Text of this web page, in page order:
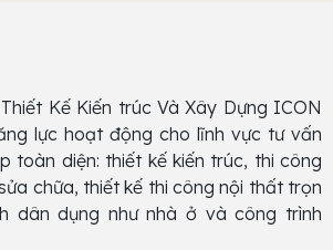
Kế Kiến trúc Và Xây Dựng ICON
lực hoạt động cho lĩnh vực tư vấn
toàn diện: thiết kế kiến trúc, thi công
chữa, thiết kế thi công nội thất trọn
dân dụng như nhà ở và công trình